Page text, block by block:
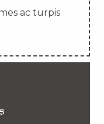
ac turpis